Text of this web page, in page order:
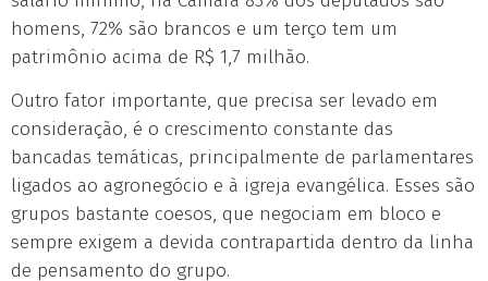
homens, 72% são brancos e um terço tem um
patrimônio acima de R$ 1,7 milhão.
Outro fator importante, que precisa ser levado em
consideração, é o crescimento constante das
bancadas temáticas, principalmente de parlamentares
ligados ao agronegócio e à igreja evangélica. Esses são
grupos bastante coesos, que negociam em bloco e
sempre exigem a devida contrapartida dentro da linha
de pensamento do grupo.